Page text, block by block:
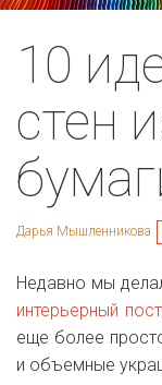
10
стен
Дарья Мышленникова
Недавно мы
интерьерный
еще более
и объемные